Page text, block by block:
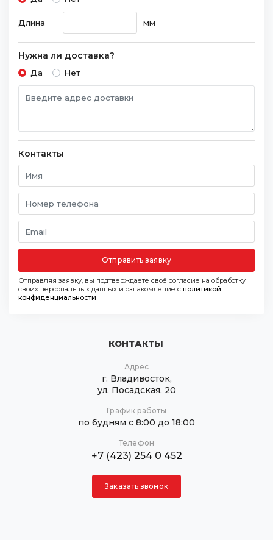
Длина мм
Нужна ли доставка?
Да Нет
Контакты
Отправить заявку
Отправляя заявку, вы подтверждаете своё согласие на обработку
своих персональных данных и ознакомление с политикой
конфиденциальности
КОНТАКТЫ
Адрес
г. Владивосток,
ул. Посадская, 20
График работы
по будням с 8:00 до 18:00
Телефон
+7 (423) 254 0 452
Заказать звонок